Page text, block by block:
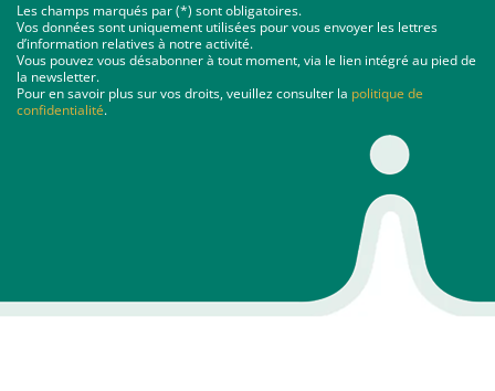
Les champs marqués par (*) sont obligatoires.
Vos données sont uniquement utilisées pour vous envoyer les lettres
d’information relatives à notre activité.
Vous pouvez vous désabonner à tout moment, via le lien intégré au pied de
la newsletter.
Pour en savoir plus sur vos droits, veuillez consulter la politique de
confidentialité.